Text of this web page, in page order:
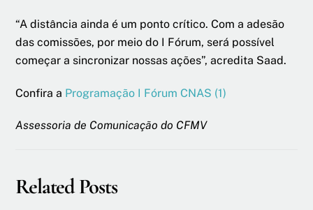
“A distância ainda é um ponto crítico. Com a adesão
das comissões, por meio do I Fórum, será possível
começar a sincronizar nossas ações”, acredita Saad.
Confira a Programação I Fórum CNAS (1)
Assessoria de Comunicação do CFMV
Related Posts